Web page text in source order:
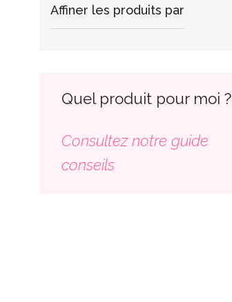
Affiner les produits par
Quel produit pour moi ?
Consultez notre guide
conseils